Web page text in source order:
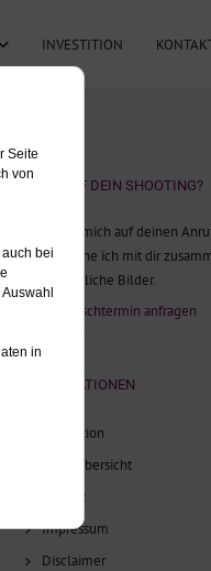
INVESTITION
LUST AUF DEIN SHOOTING?
Ich freue mich auf deinen
Gerne plane ich mit dir
unvergessliche Bilder.
Jetzt Wunschtermin anfragen
INFORMATIONEN
Investition
Blog-Übersicht
Anfahrt
Impressum
Disclaimer